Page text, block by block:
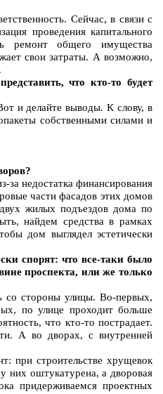
Сейчас, в связи с
проведения капитального
ремонт общего имущества
свои затраты. А возможно,
что кто-то будет
и делайте выводы. К слову, в
собственными силами и
за недостатка финансирования
части фасадов этих домов
жилых подъездов дома по
найдем средства в рамках
дом выглядел эстетически
спорят: что все-таки было
проспекта, или же только
со стороны улицы. Во-первых,
по улице проходит больше
что кто-то пострадает.
А во дворах, с внутренней
при строительстве хрущевок
них оштукатурена, а дворовая
придерживаемся проектных